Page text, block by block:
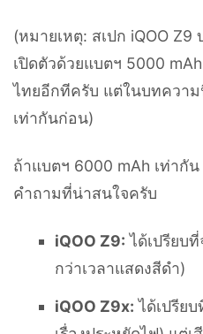
(หมายเหตุ: สเปก iQOO Z9
เปิดตัวด้วยแบตฯ 5000
ไทยอีกทีครับ แต่ในบทความ
เท่ากันก่อน)
ถ้าแบตฯ 6000 mAh เท่ากั
คำถามที่น่าสนใจครับ
iQOO Z9: ได้เปรียบ
กว่าเวลาแสดงสีดำ)
iQOO Z9x: ได้เปรีย